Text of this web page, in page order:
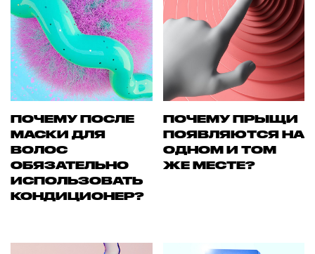
ПОЧЕМУ ПОСЛЕ
МАСКИ ДЛЯ
ВОЛОС
ОБЯЗАТЕЛЬНО
ИСПОЛЬЗОВАТЬ
КОНДИЦИОНЕР?
ПОЧЕМУ ПРЫЩИ
ПОЯВЛЯЮТСЯ НА
ОДНОМ И ТОМ
ЖЕ МЕСТЕ?